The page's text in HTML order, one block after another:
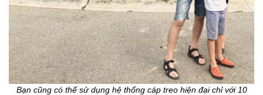
Bạn cũng có thể sử dụng hệ thống cáp treo hiện đại chỉ với 10